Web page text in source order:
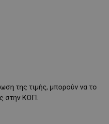
της τιμής, μπορούν να το
στην ΚΟΠ.